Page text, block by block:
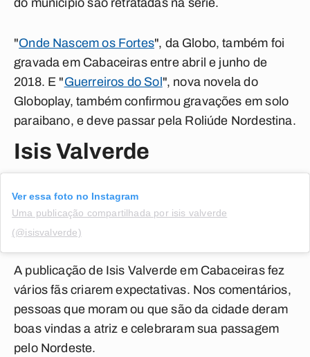
do município são retratadas na série.
"Onde Nascem os Fortes", da Globo, também foi
gravada em Cabaceiras entre abril e junho de
2018. E "Guerreiros do Sol ", nova novela do
Globoplay, também confirmou gravações em solo
paraibano, e deve passar pela Roliúde Nordestina.
Isis Valverde
Ver essa foto no Instagram
Uma publicação compartilhada por isis valverde
(@isisvalverde)
A publicação de Isis Valverde em Cabaceiras fez
vários fãs criarem expectativas. Nos comentários,
pessoas que moram ou que são da cidade deram
boas vindas a atriz e celebraram sua passagem
pelo Nordeste.